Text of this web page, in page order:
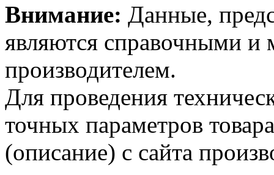
Внимание: Данные,
являются справочными и
производителем.
Для проведения
точных параметров
(описание) с сайта